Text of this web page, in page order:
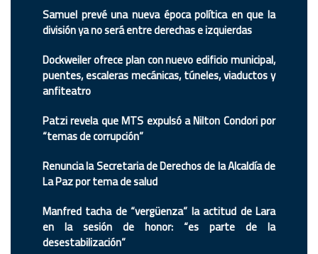
Samuel prevé una nueva época política en que la
división ya no será entre derechas e izquierdas
Dockweiler ofrece plan con nuevo edificio municipal,
puentes, escaleras mecánicas, túneles, viaductos y
anfiteatro
Patzi revela que MTS expulsó a Nilton Condori por
“temas de corrupción”
Renuncia la Secretaria de Derechos de la Alcaldía de
La Paz por tema de salud
Manfred tacha de “vergüenza” la actitud de Lara
en la sesión de honor: “es parte de la
desestabilización”